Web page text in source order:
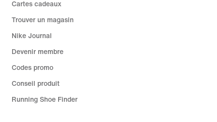
Cartes cadeaux
Trouver un magasin
Nike Journal
Devenir membre
Codes promo
Conseil produit
Running Shoe Finder